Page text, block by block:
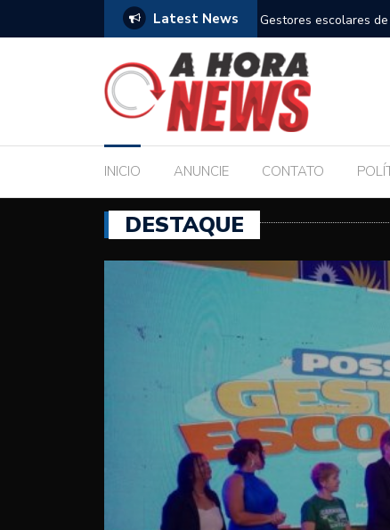
Latest News
com a Educação durante posse Bolsonaro pede ao
INICIO ANUNCIE CONTATO
DESTAQUE